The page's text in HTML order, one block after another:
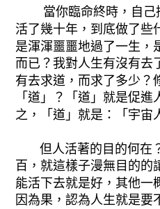
當你臨命終時，自己
活了幾十年，到底做了些
是渾渾噩噩地過了一生，
而已？我對人生有沒有去
有去求道，而求了多少？
「道」？「道」就是促
之，「道」就是：「宇宙
但人活著的目的何在
百，就這樣子漫無目的的
能活下去就是好，其他一
因為果，認為人生就是要